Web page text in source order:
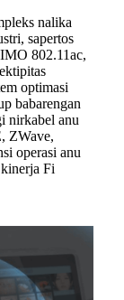
nalika
sapertos
802.11ac,
optimasi
babarengan
nirkabel anu
ZWave,
operasi anu
Fi